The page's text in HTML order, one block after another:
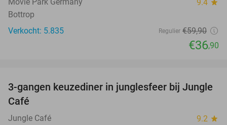
9.4 star
Bottrop
Verkocht: 5.835
Regulier €59,90
€36,90
21%
3-gangen keuzediner in junglesfeer bij Jungle
Café
Jungle Café 9.2 star